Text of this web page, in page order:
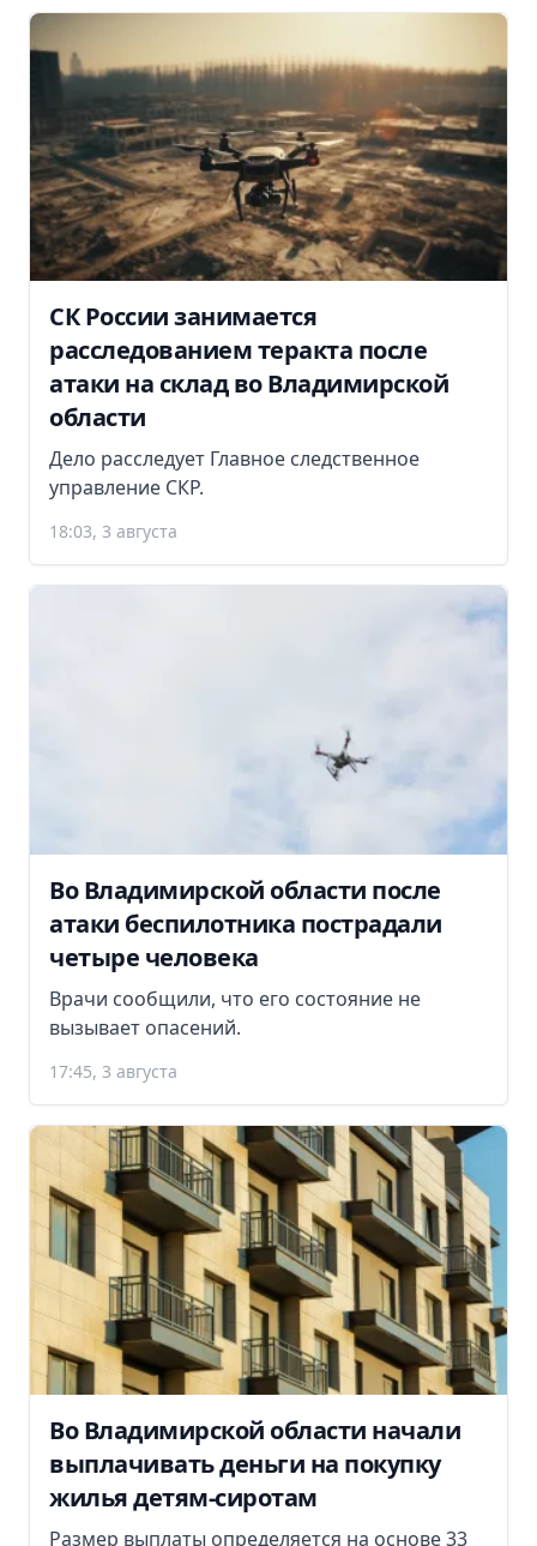
СК России занимается
расследованием теракта после
атаки на склад во Владимирской
области
Дело расследует Главное следственное
управление СКР.
18:03, 3 августа
Во Владимирской области после
атаки беспилотника пострадали
четыре человека
Врачи сообщили, что его состояние не
вызывает опасений.
17:45, 3 августа
Во Владимирской области начали
выплачивать деньги на покупку
жилья детям-сиротам
Размер выплаты определяется на основе 33